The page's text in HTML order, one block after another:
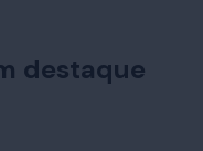
destaque